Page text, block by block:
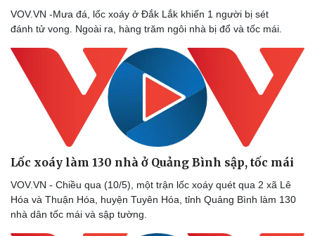
Hậu trường
VOV.VN -Mưa đá, lốc xoáy ở Đắk Lắk khiến 1 người bị sét
đánh tử vong. Ngoài ra, hàng trăm ngôi nhà bị đổ và tốc mái.
Lốc xoáy làm 130 nhà ở Quảng Bình sập, tốc mái
VOV.VN - Chiều qua (10/5), một trận lốc xoáy quét qua 2 xã Lê
Hóa và Thuận Hóa, huyện Tuyên Hóa, tỉnh Quảng Bình làm 130
nhà dân tốc mái và sập tường.